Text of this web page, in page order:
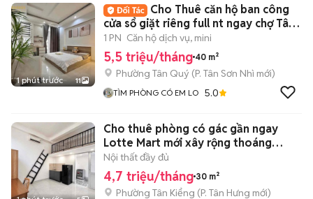
1 phút trước 11
Cho Thuê căn hộ ban công
cửa sổ giặt riêng full nt ngay chợ Tân
Hương
1 PN Căn hộ dịch vụ, mini
5,5 triệu/tháng 40 m²
Phường Tân Quý (P. Tân Sơn Nhì mới)
TÌM PHÒNG CÓ EM LO 5.0
Cho thuê phòng có gác gần ngay
Lotte Mart mới xây rộng thoáng
30m2
Nội thất đầy đủ
4,7 triệu/tháng 30 m²
Phường Tân Kiểng (P. Tân Hưng mới)